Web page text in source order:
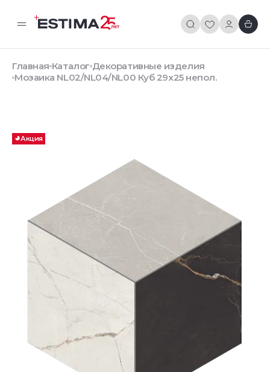
Главная Каталог Декоративные изделия
Мозаика NL02/NL04/NL00 Куб 29x25 непол.
Акция